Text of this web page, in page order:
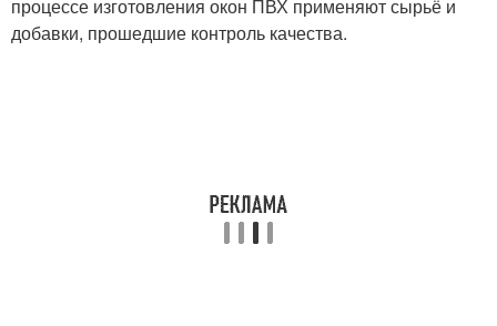
процессе изготовления окон ПВХ применяют сырьё и
добавки, прошедшие контроль качества.